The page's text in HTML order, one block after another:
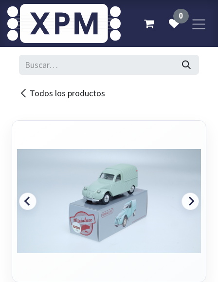
Ir al contenido
0
Todos los productos